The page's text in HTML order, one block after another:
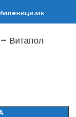
Витапол